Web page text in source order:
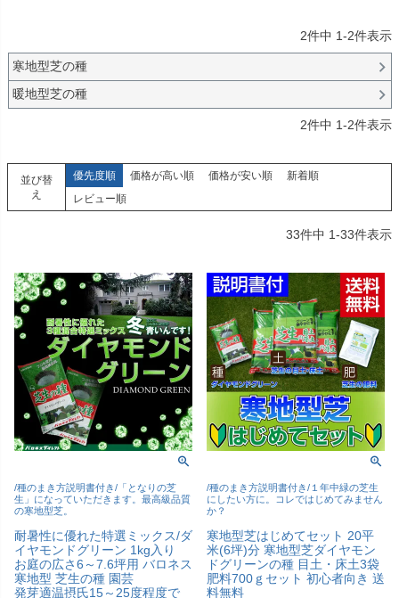
2件中 1-2件表示
寒地型芝の種
暖地型芝の種
2件中 1-2件表示
並び替
え
優先度順 価格が高い順 価格が安い順
新着順
レビュー順
33件中 1-33件表示
/種のまき方説明書付き/「となりの芝
生」になっていただきます。最高級品質
の寒地型芝。
耐暑性に優れた特選ミックス/ダ
イヤモンドグリーン 1kg入り
お庭の広さ6～7.6坪用 バロネス
寒地型 芝生の種 園芸
発芽適温摂氏15～25度程度で
/種のまき方説明書付き/１年中緑の芝生
にしたい方に。コレではじめてみません
か？
寒地型芝はじめてセット 20平
米(6坪)分 寒地型芝ダイヤモン
ドグリーンの種 目土・床土3袋
肥料700ｇセット 初心者向き 送
料無料